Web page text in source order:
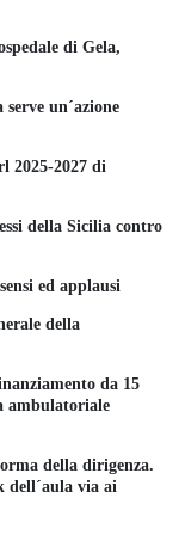
di Gela,
un´azione
2025-2027 di
della Sicilia contro
ed applausi
della
da 15
ambulatoriale
della dirigenza.
dell´aula via ai